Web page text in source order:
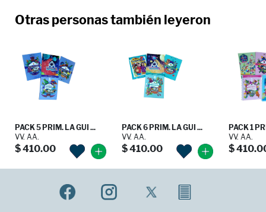
Otras personas también leyeron
PACK 5 PRIM. LA GUI ...
VV. AA.
$ 410.00
PACK 6 PRIM. LA GUI ...
VV. AA.
$ 410.00
PACK 1
VV. AA.
$